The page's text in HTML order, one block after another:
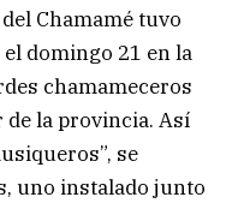
Chamamé tuvo
domingo 21 en la
chamameceros
la provincia. Así
se
uno instalado junto